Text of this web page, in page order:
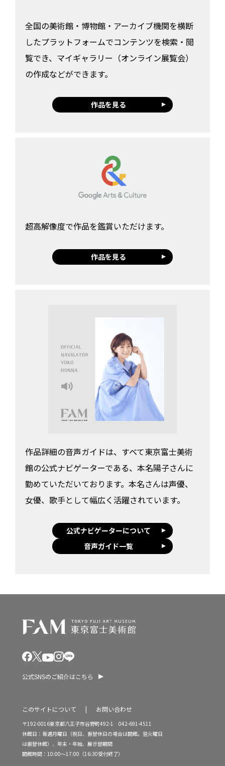
全国の美術館・博物館・アーカイブ機関を横断
したプラットフォームでコンテンツを検索・閲
覧でき、マイギャラリー（オンライン展覧会）
の作成などができます。
作品を見る
超高解像度で作品を鑑賞いただけます。
作品を見る
作品詳細の音声ガイドは、すべて東京富士美術
館の公式ナビゲーターである、本名陽子さんに
勤めていただいております。本名さんは声優、
女優、歌手として幅広く活躍されています。
公式ナビゲーターについて
音声ガイド一覧
公式SNSのご紹介はこちら
このサイトについて お問い合わせ
〒192-0016東京都八王子市谷野町492-1 042-691-4511
休館日：毎週月曜日（祝日、振替休日の場合は開館。翌火曜日
は振替休館）、年末・年始、展示替期間
開館時間：10:00～17:00（16:30受付終了）